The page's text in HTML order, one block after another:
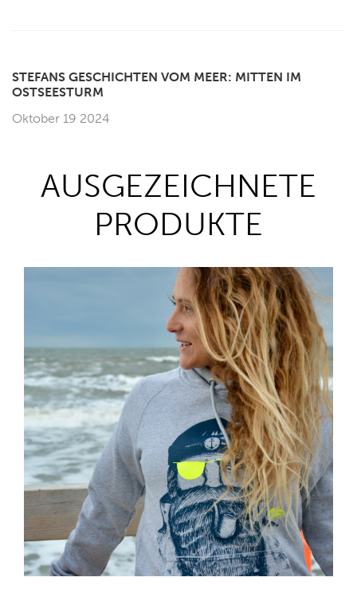
STEFANS GESCHICHTEN VOM MEER: MITTEN IM
OSTSEESTURM
Oktober 19 2024
AUSGEZEICHNETE
PRODUKTE